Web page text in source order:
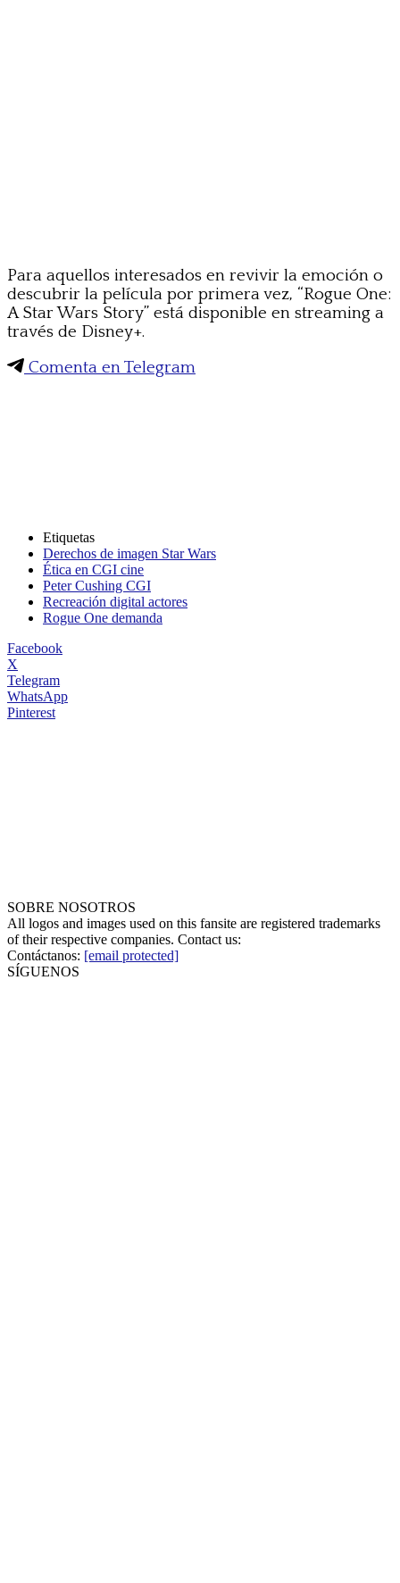
Para aquellos interesados en revivir la emoción o
descubrir la película por primera vez, “Rogue One:
A Star Wars Story” está disponible en streaming a
través de Disney+.
Comenta en Telegram
Etiquetas
Derechos de imagen Star Wars
Ética en CGI cine
Peter Cushing CGI
Recreación digital actores
Rogue One demanda
Facebook
X
Telegram
WhatsApp
Pinterest
SOBRE NOSOTROS
All logos and images used on this fansite are registered trademarks
of their respective companies. Contact us:
Contáctanos: [email protected]
SÍGUENOS